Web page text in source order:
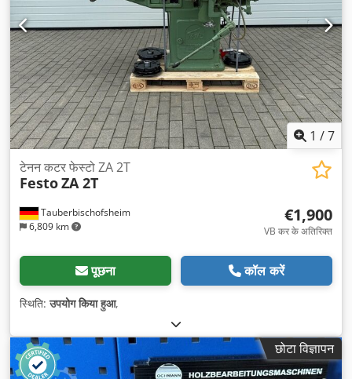
1 /7
Tauberbischofsheim
6,809 km
टेनन कटर फेस्टो ZA 2T
FestoZA 2T
€1,900
VB कर के अतिरिक्त
पूछना कॉल करें
स्थिति:उपयोग किया हुआ,
छोटा विज्ञापन